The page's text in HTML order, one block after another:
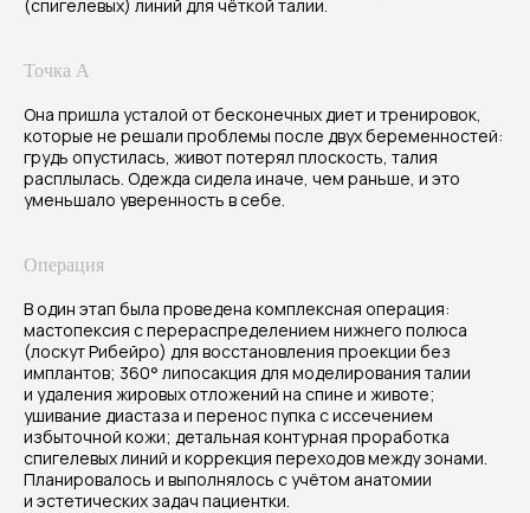
(спигелевых) линий для чёткой талии.
Точка А
Она пришла усталой от бесконечных диет и тренировок,
которые не решали проблемы после двух беременностей:
грудь опустилась, живот потерял плоскость, талия
расплылась. Одежда сидела иначе, чем раньше, и это
уменьшало уверенность в себе.
Операция
В один этап была проведена комплексная операция:
мастопексия с перераспределением нижнего полюса
(лоскут Рибейро) для восстановления проекции без
имплантов; 360° липосакция для моделирования талии
и удаления жировых отложений на спине и животе;
ушивание диастаза и перенос пупка с иссечением
избыточной кожи; детальная контурная проработка
спигелевых линий и коррекция переходов между зонами.
Планировалось и выполнялось с учётом анатомии
и эстетических задач пациентки.
Результат
гармоничный, подтянутый силуэт: грудь
поднята и приобретла естественную
проекцию, живот — плоский и упругий,
талия — явно выраженная. Рубцы скрыты
брюшной стенки восстановлена, объём
жировых отложений уменьшен, пропорции
тела сбалансированы. Пациентка отмечает
повышение уверенности и комфорт
в одежде и повседневной жизни.
Стоимость процедуры
от 250 000 до 350 000₽